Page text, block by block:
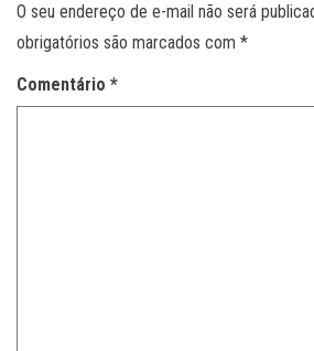
O seu endereço de e-mail não será
obrigatórios são marcados com *
Comentário *